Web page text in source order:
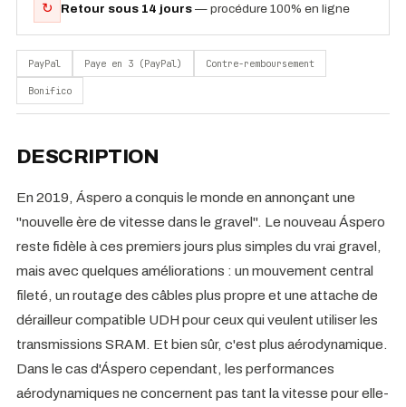
↻ Retour sous 14 jours — procédure 100% en ligne
PayPal Paye en 3 (PayPal) Contre-remboursement
Bonifico
DESCRIPTION
En 2019, Áspero a conquis le monde en annonçant une
"nouvelle ère de vitesse dans le gravel". Le nouveau Áspero
reste fidèle à ces premiers jours plus simples du vrai gravel,
mais avec quelques améliorations : un mouvement central
fileté, un routage des câbles plus propre et une attache de
dérailleur compatible UDH pour ceux qui veulent utiliser les
transmissions SRAM. Et bien sûr, c'est plus aérodynamique.
Dans le cas d'Áspero cependant, les performances
aérodynamiques ne concernent pas tant la vitesse pour elle-